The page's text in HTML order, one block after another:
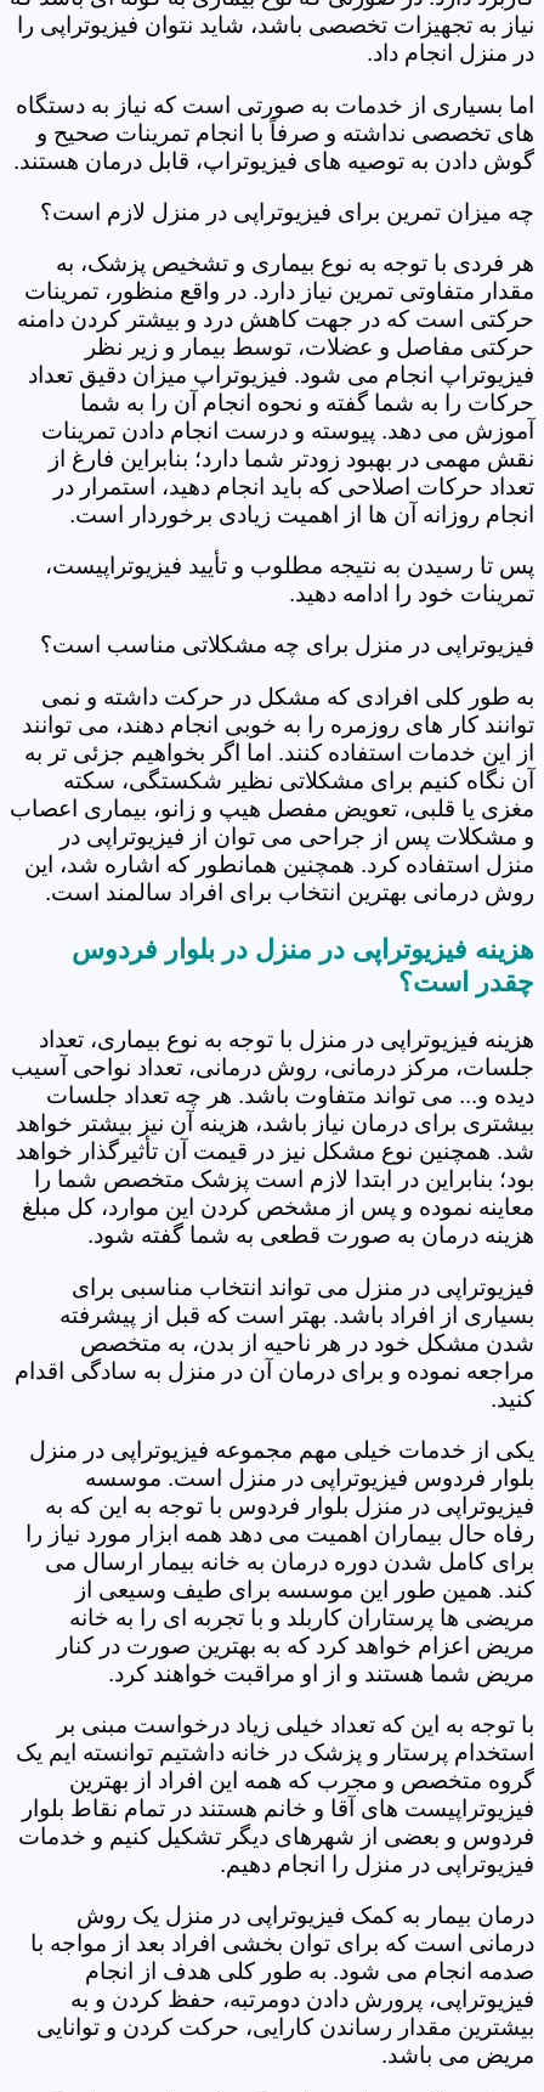
نیاز به تجهیزات تخصصی باشد، شاید نتوان فیزیوتراپی را
در منزل انجام داد.
اما بسیاری از خدمات به صورتی است که نیاز به دستگاه
های تخصصی نداشته و صرفاً با انجام تمرینات صحیح و
گوش دادن به توصیه های فیزیوتراپ، قابل درمان هستند.
چه میزان تمرین برای فیزیوتراپی در منزل لازم است؟
هر فردی با توجه به نوع بیماری و تشخیص پزشک، به
مقدار متفاوتی تمرین نیاز دارد. در واقع منظور، تمرینات
حرکتی است که در جهت کاهش درد و بیشتر کردن دامنه
حرکتی مفاصل و عضلات، توسط بیمار و زیر نظر
فیزیوتراپ انجام می شود. فیزیوتراپ میزان دقیق تعداد
حرکات را به شما گفته و نحوه انجام آن را به شما
آموزش می دهد. پیوسته و درست انجام دادن تمرینات
نقش مهمی در بهبود زودتر شما دارد؛ بنابراین فارغ از
تعداد حرکات اصلاحی که باید انجام دهید، استمرار در
انجام روزانه آن ها از اهمیت زیادی برخوردار است.
پس تا رسیدن به نتیجه مطلوب و تأیید فیزیوتراپیست،
تمرینات خود را ادامه دهید.
فیزیوتراپی در منزل برای چه مشکلاتی مناسب است؟
به طور کلی افرادی که مشکل در حرکت داشته و نمی
توانند کار های روزمره را به خوبی انجام دهند، می توانند
از این خدمات استفاده کنند. اما اگر بخواهیم جزئی تر به
آن نگاه کنیم برای مشکلاتی نظیر شکستگی، سکته
مغزی یا قلبی، تعویض مفصل هیپ و زانو، بیماری اعصاب
و مشکلات پس از جراحی می توان از فیزیوتراپی در
منزل استفاده کرد. همچنین همانطور که اشاره شد، این
روش درمانی بهترین انتخاب برای افراد سالمند است.
هزینه فیزیوتراپی در منزل در بلوار فردوس
چقدر است؟
هزینه فیزیوتراپی در منزل با توجه به نوع بیماری، تعداد
جلسات، مرکز درمانی، روش درمانی، تعداد نواحی آسیب
دیده و... می تواند متفاوت باشد. هر چه تعداد جلسات
بیشتری برای درمان نیاز باشد، هزینه آن نیز بیشتر خواهد
شد. همچنین نوع مشکل نیز در قیمت آن تأثیرگذار خواهد
بود؛ بنابراین در ابتدا لازم است پزشک متخصص شما را
معاینه نموده و پس از مشخص کردن این موارد، کل مبلغ
هزینه درمان به صورت قطعی به شما گفته شود.
فیزیوتراپی در منزل می تواند انتخاب مناسبی برای
بسیاری از افراد باشد. بهتر است که قبل از پیشرفته
شدن مشکل خود در هر ناحیه از بدن، به متخصص
مراجعه نموده و برای درمان آن در منزل به سادگی اقدام
کنید.
یکی از خدمات خیلی مهم مجموعه فیزیوتراپی در منزل
بلوار فردوس فیزیوتراپی در منزل است. موسسه
فیزیوتراپی در منزل بلوار فردوس با توجه به این که به
رفاه حال بیماران اهمیت می دهد همه ابزار مورد نیاز را
برای کامل شدن دوره درمان به خانه بیمار ارسال می
کند. همین طور این موسسه برای طیف وسیعی از
مریضی ها پرستاران کاربلد و با تجربه ای را به خانه
مریض اعزام خواهد کرد که به بهترین صورت در کنار
مریض شما هستند و از او مراقبت خواهند کرد.
با توجه به این که تعداد خیلی زیاد درخواست مبنی بر
استخدام پرستار و پزشک در خانه داشتیم توانسته ایم یک
گروه متخصص و مجرب که همه این افراد از بهترین
فیزیوتراپیست های آقا و خانم هستند در تمام نقاط بلوار
فردوس و بعضی از شهرهای دیگر تشکیل کنیم و خدمات
فیزیوتراپی در منزل را انجام دهیم.
درمان بیمار به کمک فیزیوتراپی در منزل یک روش
درمانی است که برای توان بخشی افراد بعد از مواجه با
صدمه انجام می شود. به طور کلی هدف از انجام
فیزیوتراپی، پرورش دادن دومرتبه، حفظ کردن و به
بیشترین مقدار رساندن کارایی، حرکت کردن و توانایی
مریض می باشد.